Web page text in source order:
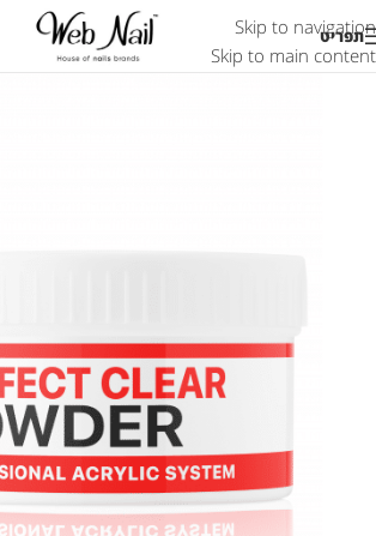
Skip to navigation
Skip to main content
תפריט